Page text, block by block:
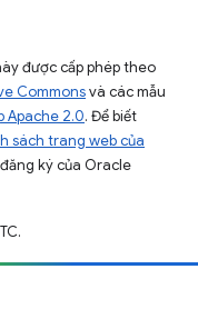
được cấp phép theo
Commonsvà các mẫu
Apache 2.0. Để biết
sách trang web của
ký của Oracle